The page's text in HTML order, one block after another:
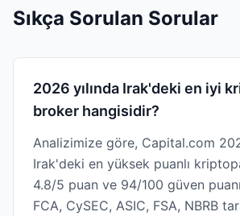
Sıkça Sorulan Sorular
2026 yılında Irak'deki en iyi
broker hangisidir?
Analizimize göre, Capital.com
Irak'deki en yüksek puanlı
4.8/5 puan ve 94/100 güven
FCA, CySEC, ASIC, FSA, NBRB